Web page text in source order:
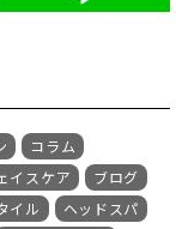
コラム
イスケア
ブログ
イル
ヘッドスパ